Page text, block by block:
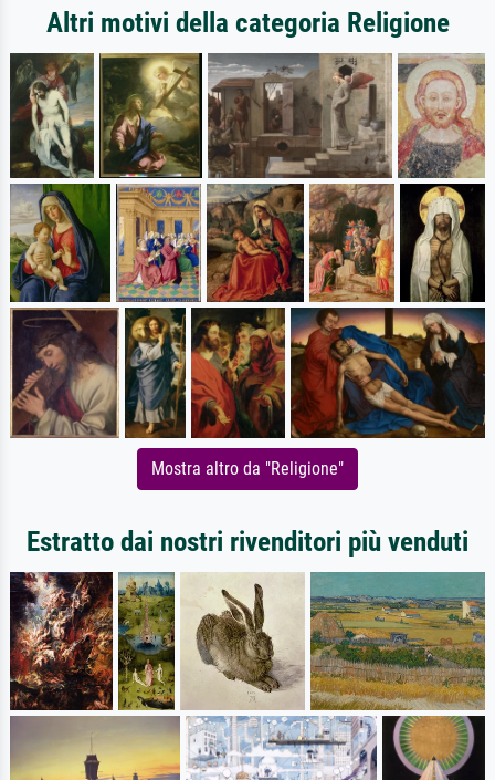
Altri motivi della categoria Religione
Mostra altro da "Religione"
Estratto dai nostri rivenditori più venduti